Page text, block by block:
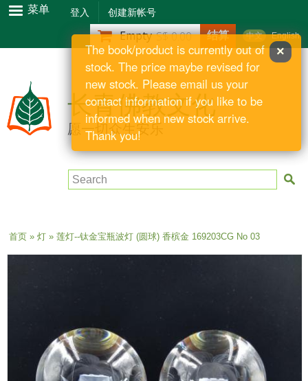
跳
转
到
主
要
内
容
菜单 登入 创建新帐号
中文 English
Empty S$ 0.00 结算
长青佛教文化
愿一切众生安乐
Search
当前位置
首页» 灯» 莲灯--钛金宝瓶波灯 (圆球) 香槟金 169203CG No 03
×
The book/product is currently out of
stock. The price maybe revised for
new stock. Please email us your
contact information if you like to be
informed when new stock arrive.
Thank you!